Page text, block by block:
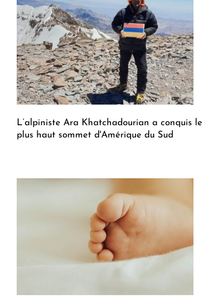
L’alpiniste Ara Khatchadourian a conquis le
plus haut sommet d'Amérique du Sud